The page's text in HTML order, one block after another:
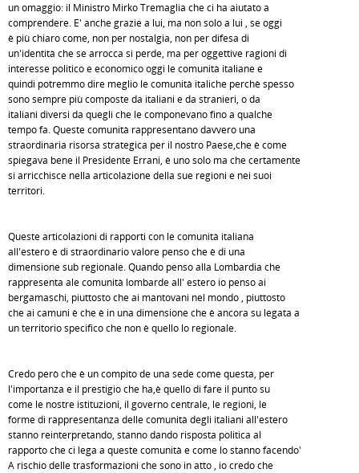
un omaggio: il Ministro Mirko Tremaglia che ci ha aiutato a
comprendere. E' anche grazie a lui, ma non solo a lui , se oggi
è più chiaro come, non per nostalgia, non per difesa di
un'identità che se arrocca si perde, ma per oggettive ragioni di
interesse politico e economico oggi le comunità italiane e
quindi potremmo dire meglio le comunità italiche perchè spesso
sono sempre più composte da italiani e da stranieri, o da
italiani diversi da quegli che le componevano fino a qualche
tempo fa. Queste comunità rappresentano davvero una
straordinaria risorsa strategica per il nostro Paese,che è come
spiegava bene il Presidente Errani, è uno solo ma che certamente
si arricchisce nella articolazione della sue regioni e nei suoi
territori.
Queste articolazioni di rapporti con le comunità italiana
all'estero è di straordinario valore penso che è di una
dimensione sub regionale. Quando penso alla Lombardia che
rappresenta ale comunità lombarde all' estero io penso ai
bergamaschi, piuttosto che ai mantovani nel mondo , piuttosto
che ai camuni è che è in una dimensione che è ancora su legata a
un territorio specifico che non è quello lo regionale.
Credo però che è un compito de una sede come questa, per
l'importanza e il prestigio che ha,è quello di fare il punto su
come le nostre istituzioni, il governo centrale, le regioni, le
forme di rappresentanza delle comunità degli italiani all'estero
stanno reinterpretando, stanno dando risposta politica al
rapporto che ci lega a queste comunità e come lo stanno facendo'
A rischio delle trasformazioni che sono in atto , io credo che